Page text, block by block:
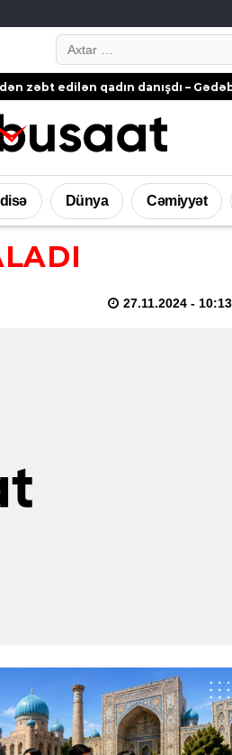
Search…
qadın danışdı – Gədəbəydən
Dünya Cəmiyyət
27.11.2024 - 10:13